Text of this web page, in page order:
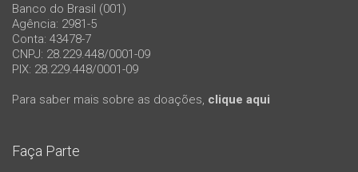
Banco do Brasil (001)
Agência: 2981-5
Conta: 43478-7
CNPJ: 28.229.448/0001-09
PIX: 28.229.448/0001-09
Para saber mais sobre as doações, clique aqui
Faça Parte